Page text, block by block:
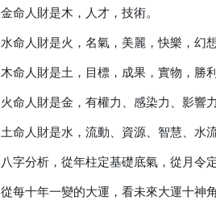
金命人財是木，人才，技術。
水命人財是火，名氣，美麗，快樂，幻想
木命人財是土，目標，成果，實物，勝利
火命人財是金，有權力、感染力、影響
土命人財是水，流動、資源、智慧、水
八字分析，從年柱定基礎底氣，從月令
從每十年一變的大運，看未來大運十神